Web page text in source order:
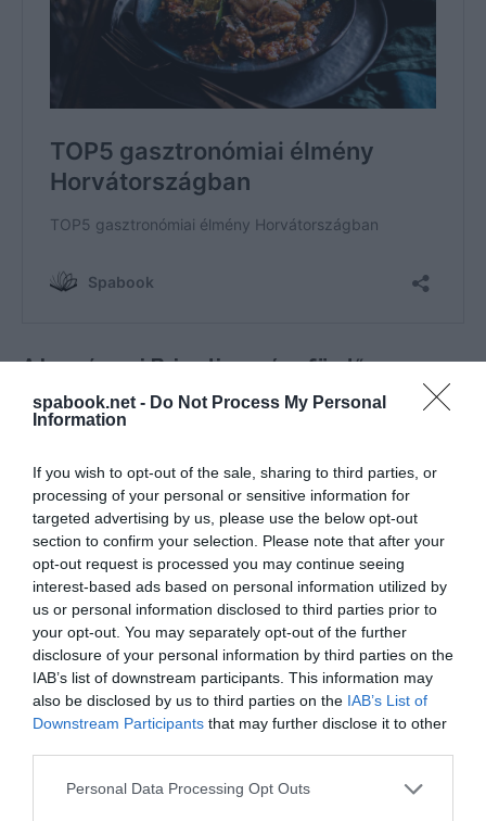
spabook.net - Do Not Process My Personal
Information
If you wish to opt-out of the sale, sharing to third parties, or
processing of your personal or sensitive information for
targeted advertising by us, please use the below opt-out
section to confirm your selection. Please note that after your
opt-out request is processed you may continue seeing
interest-based ads based on personal information utilized by
us or personal information disclosed to third parties prior to
your opt-out. You may separately opt-out of the further
disclosure of your personal information by third parties on the
IAB’s list of downstream participants. This information may
also be disclosed by us to third parties on the IAB’s List of
Downstream Participants that may further disclose it to other
Please note that this website/app uses one or more Google
Personal Data Processing Opt Outs
A komáromi Brigetio gyógyfürdő
felújítása 500 millió forintos európai
uniós, vissza nem térítendő támogatásból
Településfejlesztési Operatív Program
Plusz forrásainak felhasználásával.
A Brigetio Gyógyfürdő évente közel 200 ezer
vendéget fogad, köztük holland, osztrák és német
látogatókat is, akik rendszeresen visszatérnek a
fürdő mellett található hotelbe és kempingekbe.
Az 1965-ben felfedezett, 59 fokos gyógyvíz
különösen hatékony a mozgásszervi panaszok
enyhítésére, így továbbra is a fürdő egyik legnagyobb
vonzereje marad.